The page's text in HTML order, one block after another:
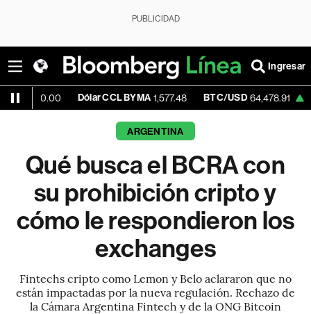
PUBLICIDAD
Ingresar
Dólar CCL BYMA 1,577.48 BTC/USD 64,478.91 +0.28%
ARGENTINA
Qué busca el BCRA con
su prohibición cripto y
cómo le respondieron los
exchanges
Fintechs cripto como Lemon y Belo aclararon que no
están impactadas por la nueva regulación. Rechazo de
la Cámara Argentina Fintech y de la ONG Bitcoin